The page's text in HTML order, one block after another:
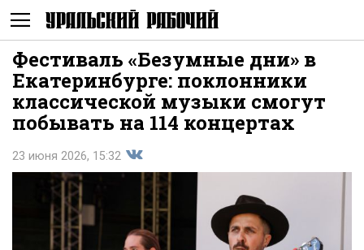
Не
Фестиваль «Безумные дни» в
Екатеринбурге: поклонники
классической музыки смогут
побывать на 114 концертах
23 июня 2026, 15:32
Поделиться